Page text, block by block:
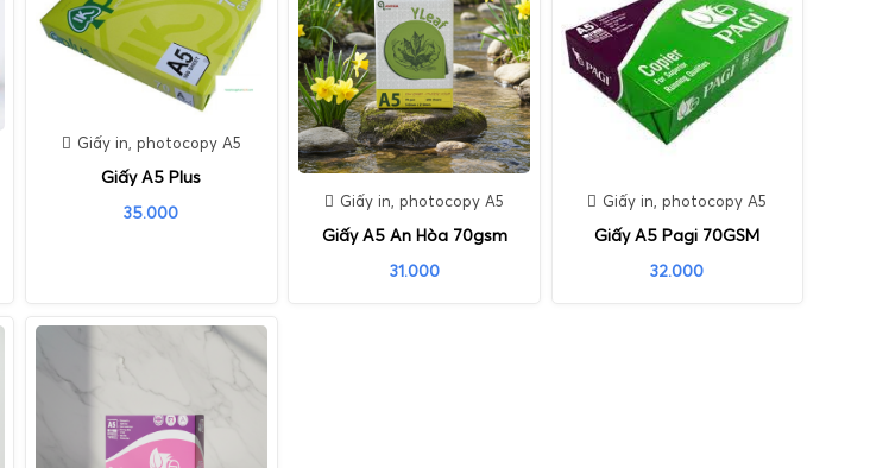
Giấy in, photocopy A5
Giấy A5 Plus
35.000
Giấy in, photocopy A5
Giấy A5 An Hòa 70gsm
31.000
Giấy in, photocopy A5
Giấy A5 Pagi 70GSM
32.000